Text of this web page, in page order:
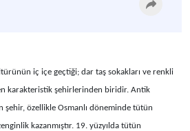
iç içe geçtiği; dar taş sokakları ve renkli
en karakteristik şehirlerinden biridir. Antik
şehir, özellikle Osmanlı döneminde tütün
kazanmıştır. 19. yüzyılda tütün